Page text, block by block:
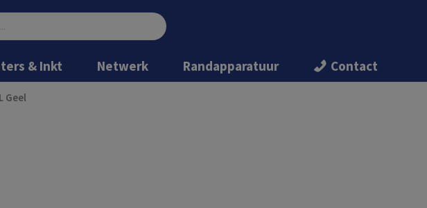
& Inkt Netwerk Randapparatuur Contact
Geel